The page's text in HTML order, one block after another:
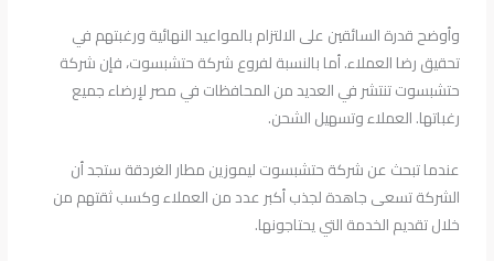
وأوضح قدرة السائقين على الالتزام بالمواعيد النهائية ورغبتهم في
تحقيق رضا العملاء. أما بالنسبة لفروع شركة حتشبسوت، فإن شركة
حتشبسوت تنتشر في العديد من المحافظات في مصر لإرضاء جميع
رغباتها. العملاء وتسهيل الشحن.
عندما تبحث عن شركة حتشبسوت ليموزين مطار الغردقة ستجد أن
الشركة تسعى جاهدة لجذب أكبر عدد من العملاء وكسب ثقتهم من
خلال تقديم الخدمة التي يحتاجونها.